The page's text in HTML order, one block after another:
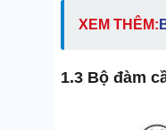
XEM THÊM:
1.3 Bộ đàm